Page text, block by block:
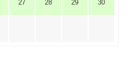
27 28 29 30